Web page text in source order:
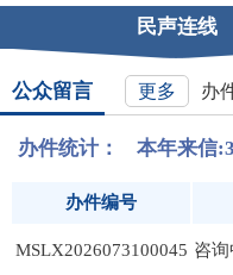
民声连线
公众留言 更多